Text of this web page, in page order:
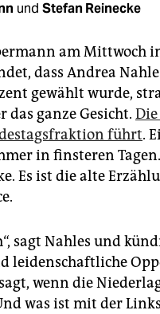
und Stefan Reinecke
am Mittwoch
dass Andrea
gewählt wurde,
das ganze Gesicht. Die
führt.
in finsteren Tagen.
Es ist die alte
sagt Nahles und
leidenschaftliche
wenn die
was ist mit der